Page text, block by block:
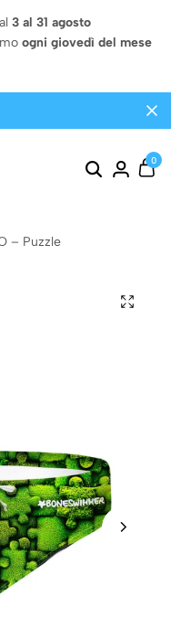
3 al 31 agosto
ogni giovedì del mese
0
– Puzzle